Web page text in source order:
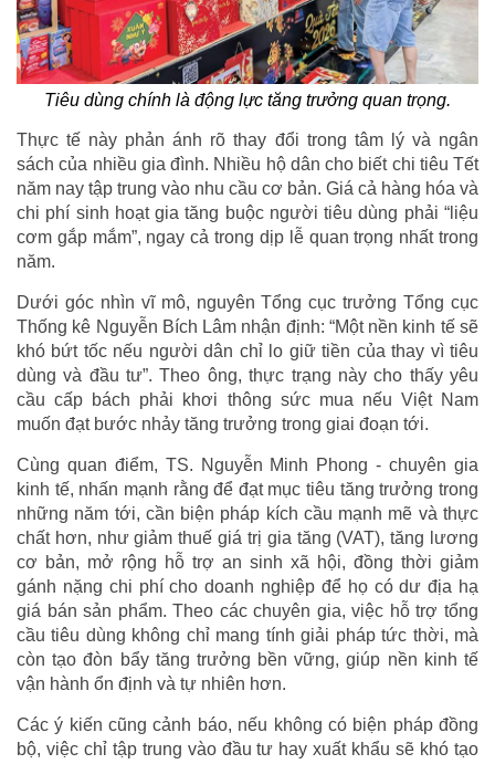
Tiêu dùng chính là động lực tăng trưởng quan trọng.
Thực tế này phản ánh rõ thay đổi trong tâm lý và ngân
sách của nhiều gia đình. Nhiều hộ dân cho biết chi tiêu Tết
năm nay tập trung vào nhu cầu cơ bản. Giá cả hàng hóa và
chi phí sinh hoạt gia tăng buộc người tiêu dùng phải “liệu
cơm gắp mắm”, ngay cả trong dịp lễ quan trọng nhất trong
năm.
Dưới góc nhìn vĩ mô, nguyên Tổng cục trưởng Tổng cục
Thống kê Nguyễn Bích Lâm nhận định: “Một nền kinh tế sẽ
khó bứt tốc nếu người dân chỉ lo giữ tiền của thay vì tiêu
dùng và đầu tư”. Theo ông, thực trạng này cho thấy yêu
cầu cấp bách phải khơi thông sức mua nếu Việt Nam
muốn đạt bước nhảy tăng trưởng trong giai đoạn tới.
Cùng quan điểm, TS. Nguyễn Minh Phong - chuyên gia
kinh tế, nhấn mạnh rằng để đạt mục tiêu tăng trưởng trong
những năm tới, cần biện pháp kích cầu mạnh mẽ và thực
chất hơn, như giảm thuế giá trị gia tăng (VAT), tăng lương
cơ bản, mở rộng hỗ trợ an sinh xã hội, đồng thời giảm
gánh nặng chi phí cho doanh nghiệp để họ có dư địa hạ
giá bán sản phẩm. Theo các chuyên gia, việc hỗ trợ tổng
cầu tiêu dùng không chỉ mang tính giải pháp tức thời, mà
còn tạo đòn bẩy tăng trưởng bền vững, giúp nền kinh tế
vận hành ổn định và tự nhiên hơn.
Các ý kiến cũng cảnh báo, nếu không có biện pháp đồng
bộ, việc chỉ tập trung vào đầu tư hay xuất khẩu sẽ khó tạo